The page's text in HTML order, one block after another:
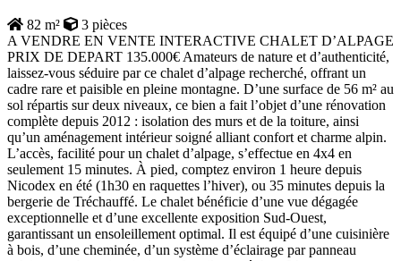
82 m²
3 pièces
A VENDRE EN VENTE INTERACTIVE CHALET D’ALPAGE
PRIX DE DEPART 135.000€ Amateurs de nature et d’authenticité,
laissez-vous séduire par ce chalet d’alpage recherché, offrant un
cadre rare et paisible en pleine montagne. D’une surface de 56 m² au
sol répartis sur deux niveaux, ce bien a fait l’objet d’une rénovation
complète depuis 2012 : isolation des murs et de la toiture, ainsi
qu’un aménagement intérieur soigné alliant confort et charme alpin.
L’accès, facilité pour un chalet d’alpage, s’effectue en 4x4 en
seulement 15 minutes. À pied, comptez environ 1 heure depuis
Nicodex en été (1h30 en raquettes l’hiver), ou 35 minutes depuis la
bergerie de Tréchauffé. Le chalet bénéficie d’une vue dégagée
exceptionnelle et d’une excellente exposition Sud-Ouest,
garantissant un ensoleillement optimal. Il est équipé d’une cuisinière
à bois, d’une cheminée, d’un système d’éclairage par panneau